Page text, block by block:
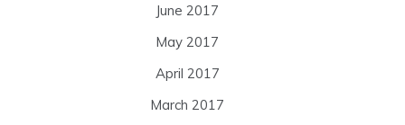
June 2017
May 2017
April 2017
March 2017